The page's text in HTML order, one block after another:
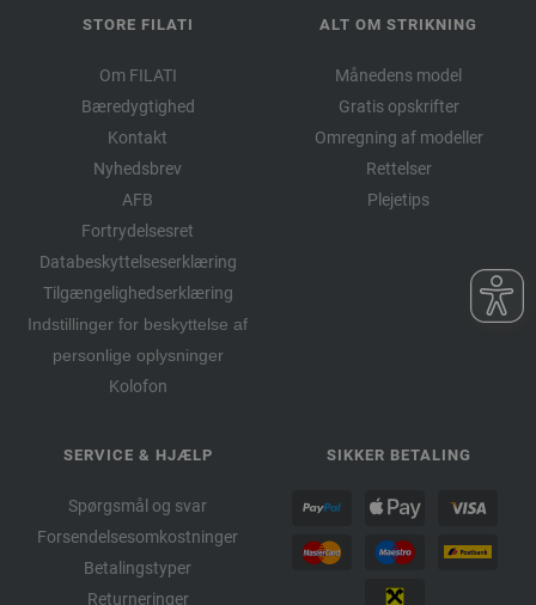
STORE FILATI
Om FILATI
Bæredygtighed
Kontakt
Nyhedsbrev
AFB
Fortrydelsesret
Databeskyttelseserklæring
Tilgængelighedserklæring
Indstillinger for beskyttelse af
personlige oplysninger
Kolofon
ALT OM STRIKNING
Månedens model
Gratis opskrifter
Omregning af modeller
Rettelser
Plejetips
SERVICE & HJÆLP
Spørgsmål og svar
Forsendelsesomkostninger
Betalingstyper
Returneringer
SIKKER BETALING